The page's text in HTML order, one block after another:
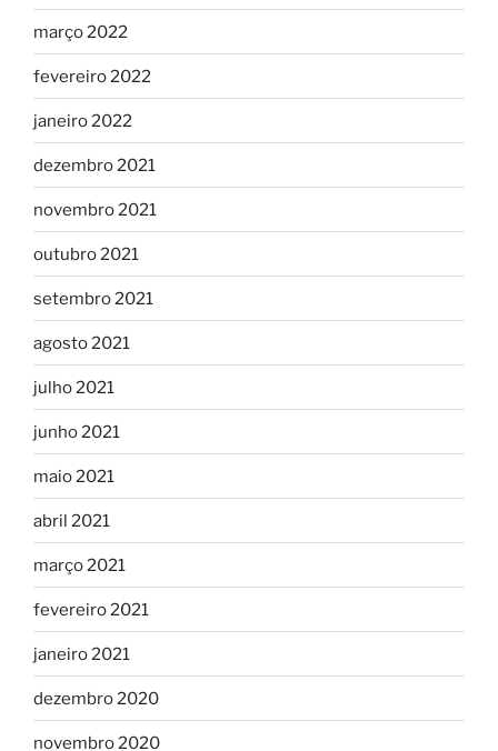
março 2022
fevereiro 2022
janeiro 2022
dezembro 2021
novembro 2021
outubro 2021
setembro 2021
agosto 2021
julho 2021
junho 2021
maio 2021
abril 2021
março 2021
fevereiro 2021
janeiro 2021
dezembro 2020
novembro 2020